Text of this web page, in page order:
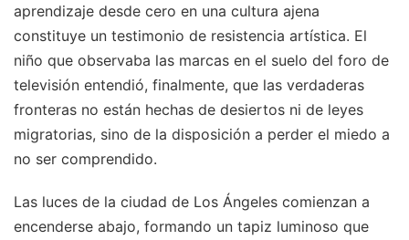
aprendizaje desde cero en una cultura ajena
constituye un testimonio de resistencia artística. El
niño que observaba las marcas en el suelo del foro de
televisión entendió, finalmente, que las verdaderas
fronteras no están hechas de desiertos ni de leyes
migratorias, sino de la disposición a perder el miedo a
no ser comprendido.
Las luces de la ciudad de Los Ángeles comienzan a
encenderse abajo, formando un tapiz luminoso que